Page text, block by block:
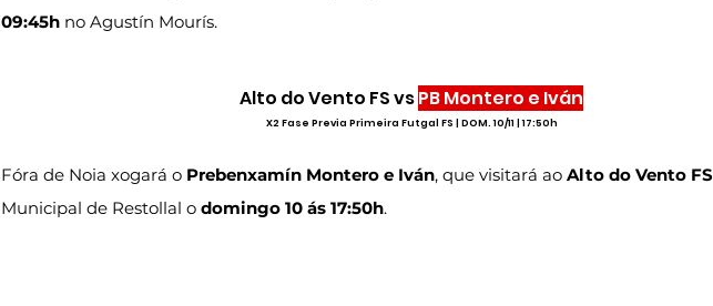
09:45h no Agustín Mourís.
Alto do Vento FS vs PB Montero e Iván
X2 Fase Previa Primeira Futgal FS | DOM. 10/11 | 17:50h
Fóra de Noia xogará o Prebenxamín Montero e Iván, que visitará ao Alto do Vento FS
Municipal de Restollal o domingo 10 ás 17:50h.